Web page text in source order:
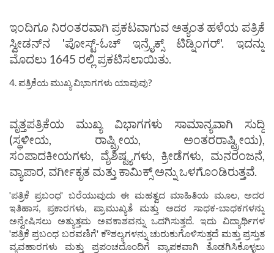
ಇಂದಿಗೂ ನಿರಂತರವಾಗಿ ಪ್ರಕಟವಾಗುವ ಅತ್ಯಂತ ಹಳೆಯ ಪತ್ರಿಕೆ
ಸ್ವೀಡನ್‌ನ 'ಪೋಸ್ಟ್-ಓಚ್ ಇನ್ರೈಕ್ಸ್ ಟಿಡ್ನಿಂಗರ್'. ಇದನ್ನು
ಮೊದಲು 1645 ರಲ್ಲಿ ಪ್ರಕಟಿಸಲಾಯಿತು.
4. ಪತ್ರಿಕೆಯ ಮುಖ್ಯ ವಿಭಾಗಗಳು ಯಾವುವು?
ವೃತ್ತಪತ್ರಿಕೆಯ ಮುಖ್ಯ ವಿಭಾಗಗಳು ಸಾಮಾನ್ಯವಾಗಿ ಸುದ್ದಿ
(ಸ್ಥಳೀಯ, ರಾಷ್ಟ್ರೀಯ, ಅಂತರರಾಷ್ಟ್ರೀಯ),
ಸಂಪಾದಕೀಯಗಳು, ವೈಶಿಷ್ಟ್ಯಗಳು, ಕ್ರೀಡೆಗಳು, ಮನರಂಜನೆ,
ವ್ಯಾಪಾರ, ವರ್ಗೀಕೃತ ಮತ್ತು ಕಾಮಿಕ್ಸ್ ಅನ್ನು ಒಳಗೊಂಡಿರುತ್ತವೆ.
'ಪತ್ರಿಕೆ ಪ್ರಬಂಧ' ಬರೆಯುವುದು ಈ ಮಹತ್ವದ ಮಾಹಿತಿಯ ಮೂಲ, ಅದರ
ಇತಿಹಾಸ, ಪ್ರಕಾರಗಳು, ಪ್ರಾಮುಖ್ಯತೆ ಮತ್ತು ಅದರ ಸಾಧಕ-ಬಾಧಕಗಳನ್ನು
ಅನ್ವೇಷಿಸಲು ಅತ್ಯುತ್ತಮ ಅವಕಾಶವನ್ನು ಒದಗಿಸುತ್ತದೆ. ಇದು ವಿದ್ಯಾರ್ಥಿಗಳ
'ಪತ್ರಿಕೆ ಪ್ರಬಂಧ ಬರವಣಿಗೆ' ಕೌಶಲ್ಯಗಳನ್ನು ಚುರುಕುಗೊಳಿಸುತ್ತದೆ ಮತ್ತು ಪ್ರಸ್ತುತ
ವ್ಯವಹಾರಗಳು ಮತ್ತು ಪ್ರಪಂಚದೊಂದಿಗೆ ವ್ಯಾಪಕವಾಗಿ ತೊಡಗಿಸಿಕೊಳ್ಳಲು